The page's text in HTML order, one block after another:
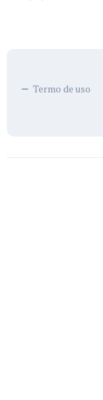
Termo de uso